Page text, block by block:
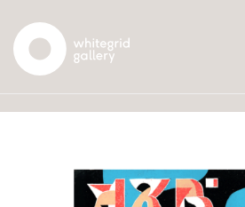
Whitegrid Logo